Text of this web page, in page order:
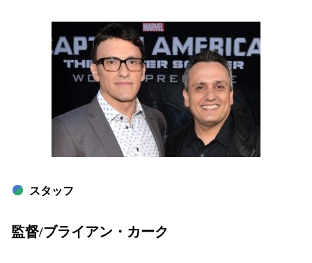
スタッフ
監督/ブライアン・カーク